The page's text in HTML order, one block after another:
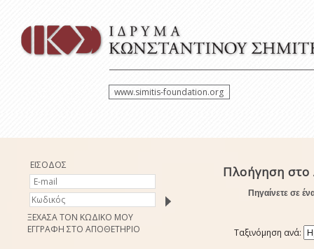
www.simitis-foundation.org
ΕΙΣΟΔΟΣ
ΞΕΧΑΣΑ ΤΟΝ ΚΩΔΙΚΟ ΜΟΥ
ΕΓΓΡΑΦΗ ΣΤΟ ΑΠΟΘΕΤΗΡΙΟ
Πλοήγηση στο
Πηγαίνετε σε
Ταξινόμηση ανά: